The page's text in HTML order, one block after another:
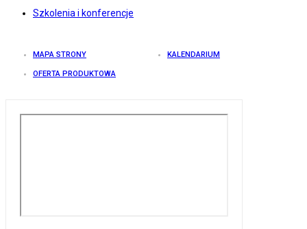
Szkolenia i konferencje
MAPA STRONY KALENDARIUM
OFERTA PRODUKTOWA